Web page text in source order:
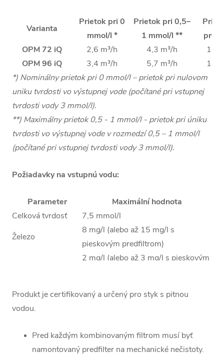
Varianta
Prietok pri 0
mmol/l *
Prietok pri 0,5–
1 mmol/l **
OPM 72 iQ
2,6 m³/h 4,3 m³/h
1,3
OPM 96 iQ
3,4 m³/h 5,7 m³/h
1,8
OPM 132 iQ
4,6 m³/h 5,7 m³/h
2,7
OPM 156 iQ
5,5 m³/h 5,7 m³/h
*) Nominálny prietok pri 0 mmol/l – prietok pri nulovom
uniku tvrdosti vo výstupnej vode (počítané pri vstupnej
tvrdosti vody 3 mmol/l).
**) Maximálny prietok 0,5 - 1 mmol/l - prietok pri úniku
tvrdosti vo výstupnej vode v rozmedzí 0,5 – 1 mmol/l
(počítané pri vstupnej tvrdosti vody 3 mmol/l).
Požiadavky na vstupnú vodu:
Parameter
Maximální hodnota
Celková tvrdosť
7,5 mmol/l
Železo
8 mg/l (alebo až 15 mg/l s
pieskovým predfiltrom)
2 mg/l (alebo až 3 mg/l s pieskovým
mineralizácia
4000 mg/l
Organické látky
Amónne ióny
do 4 mg/l (zníženie cca o 50 %)
Produkt je certifikovaný a určený pro styk s pitnou
vodou.
Pred každým kombinovaným filtrom musí byť
namontovaný predfilter na mechanické nečistoty.